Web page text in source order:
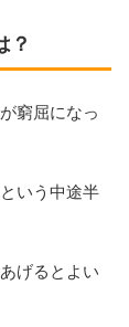
？
窮屈になっ
いう中途半
げるとよい